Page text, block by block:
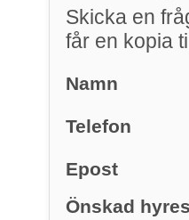
Skicka en
får en kopia
Namn
Telefon
Epost
Önskad